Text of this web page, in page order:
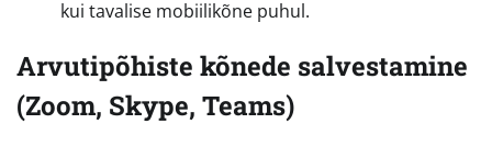
kui tavalise mobiilikõne puhul.
Arvutipõhiste kõnede salvestamine
(Zoom, Skype, Teams)